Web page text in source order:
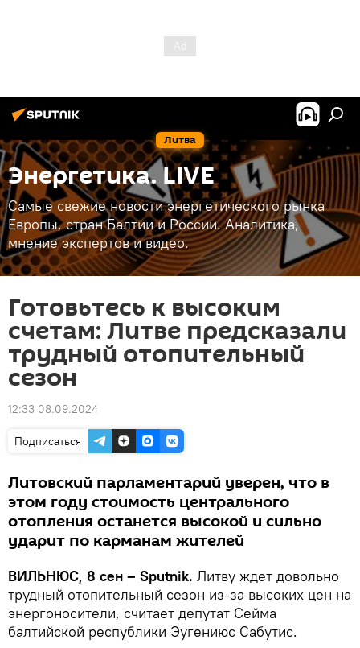
Литва
Энергетика. LIVE
Самые свежие новости энергетического рынка
Европы, стран Балтии и России. Аналитика,
мнение экспертов и видео.
Готовьтесь к высоким
счетам: Литве предсказали
трудный отопительный
сезон
12:33 08.09.2024
Подписаться
Литовский парламентарий уверен, что в
этом году стоимость центрального
отопления останется высокой и сильно
ударит по карманам жителей
ВИЛЬНЮС, 8 сен – Sputnik. Литву ждет довольно
трудный отопительный сезон из-за высоких цен на
энергоносители, считает депутат Сейма
балтийской республики Эугениюс Сабутис.